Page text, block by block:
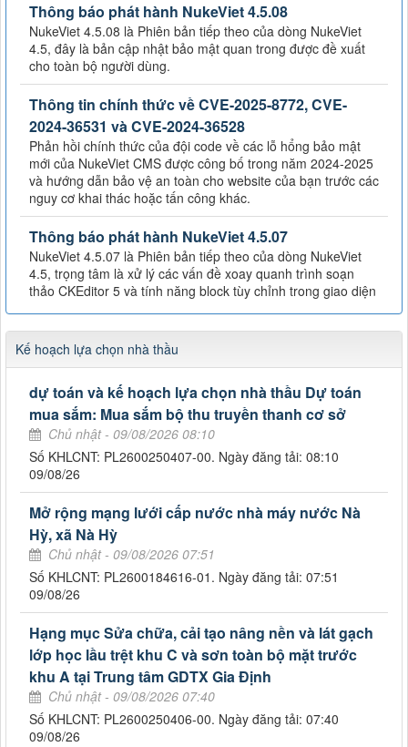
Thông báo phát hành NukeViet 4.5.08
NukeViet 4.5.08 là Phiên bản tiếp theo của dòng NukeViet
4.5, đây là bản cập nhật bảo mật quan trong được đề xuất
cho toàn bộ người dùng.
Thông tin chính thức về CVE-2025-8772, CVE-
2024-36531 và CVE-2024-36528
Phản hồi chính thức của đội code về các lỗ hổng bảo mật
mới của NukeViet CMS được công bố trong năm 2024-2025
và hướng dẫn bảo vệ an toàn cho website của bạn trước các
nguy cơ khai thác hoặc tấn công khác.
Thông báo phát hành NukeViet 4.5.07
NukeViet 4.5.07 là Phiên bản tiếp theo của dòng NukeViet
4.5, trọng tâm là xử lý các vấn đề xoay quanh trình soạn
thảo CKEditor 5 và tính năng block tùy chỉnh trong giao diện
Kế hoạch lựa chọn nhà thầu
dự toán và kế hoạch lựa chọn nhà thầu Dự toán
mua sắm: Mua sắm bộ thu truyền thanh cơ sở
Chủ nhật - 09/08/2026 08:10
Số KHLCNT: PL2600250407-00. Ngày đăng tải: 08:10
09/08/26
Mở rộng mạng lưới cấp nước nhà máy nước Nà
Hỳ, xã Nà Hỳ
Chủ nhật - 09/08/2026 07:51
Số KHLCNT: PL2600184616-01. Ngày đăng tải: 07:51
09/08/26
Hạng mục Sửa chữa, cải tạo nâng nền và lát gạch
lớp học lầu trệt khu C và sơn toàn bộ mặt trước
khu A tại Trung tâm GDTX Gia Định
Chủ nhật - 09/08/2026 07:40
Số KHLCNT: PL2600250406-00. Ngày đăng tải: 07:40
09/08/26